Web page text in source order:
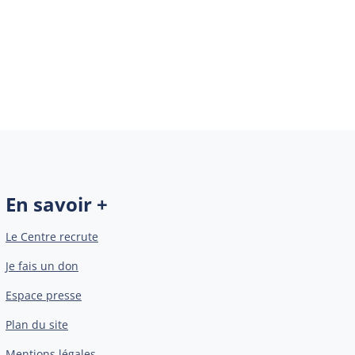
En savoir +
Le Centre recrute
Je fais un don
Espace presse
Plan du site